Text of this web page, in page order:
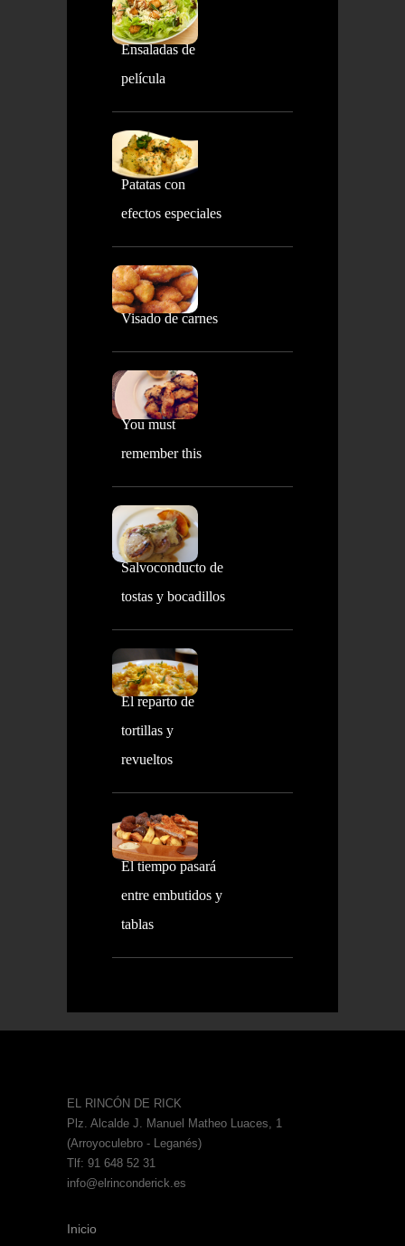
Ensaladas de
película
Patatas con
efectos especiales
Visado de carnes
You must
remember this
Salvoconducto de
tostas y bocadillos
El reparto de
tortillas y
revueltos
El tiempo pasará
entre embutidos y
tablas
EL RINCÓN DE RICK
Plz. Alcalde J. Manuel Matheo Luaces, 1
(Arroyoculebro - Leganés)
Tlf: 91 648 52 31
info@elrinconderick.es
Inicio